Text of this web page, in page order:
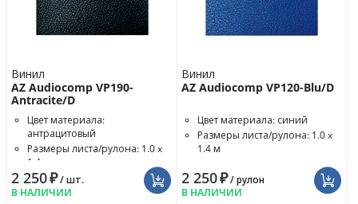
Винил
AZ Audiocomp VP190-
Antracite/D
Цвет материала:
антрацитовый
Размеры листа/рулона: 1.0 x
1.4 м
2 250₽/ шт.
В НАЛИЧИИ
Винил
AZ Audiocomp VP120-Blu/D
Цвет материала: синий
Размеры листа/рулона: 1.0 x
1.4 м
2 250₽/ рулон
В НАЛИЧИИ